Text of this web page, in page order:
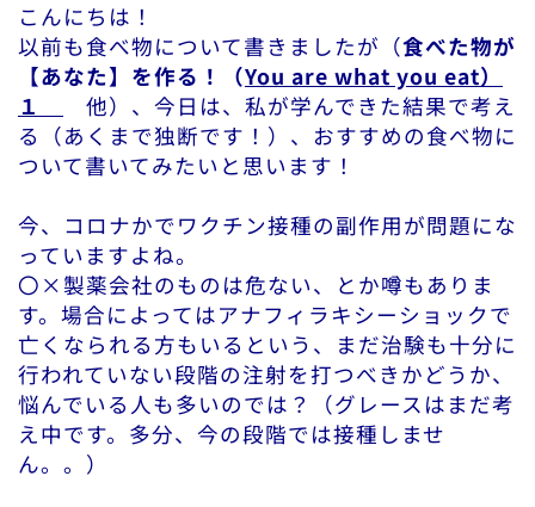
こんにちは！
以前も食べ物について書きましたが（食べた物が
【あなた】を作る！（You are what you eat）
１
他）、今日は、私が学んできた結果で考え
る（あくまで独断です！）、おすすめの食べ物に
ついて書いてみたいと思います！
今、コロナかでワクチン接種の副作用が問題にな
っていますよね。
〇×製薬会社のものは危ない、とか噂もありま
す。場合によってはアナフィラキシーショックで
亡くなられる方もいるという、まだ治験も十分に
行われていない段階の注射を打つべきかどうか、
悩んでいる人も多いのでは？（グレースはまだ考
え中です。多分、今の段階では接種しませ
ん。。）